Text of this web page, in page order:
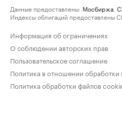
Данные предоставлены: Мосбиржа
Индексы облигаций предоставлены
Информация об ограничениях
О соблюдении авторских прав
Пользовательское соглашение
Политика в отношении
Политика обработки файлов